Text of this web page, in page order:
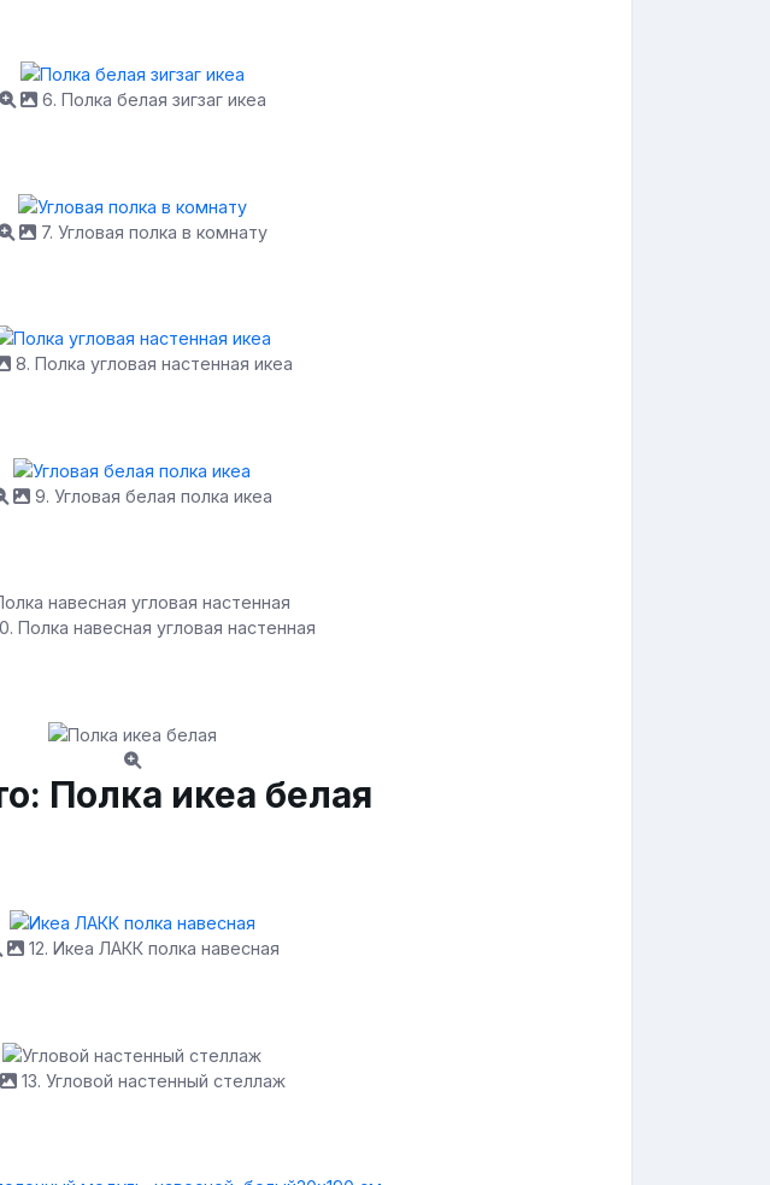
6. Полка белая зигзаг икеа
7. Угловая полка в комнату
8. Полка угловая настенная икеа
9. Угловая белая полка икеа
Полка навесная угловая настенная
Полка икеа белая
12. Икеа ЛАКК полка навесная
13. Угловой настенный стеллаж